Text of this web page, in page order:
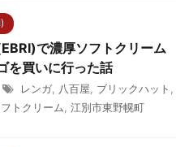
で濃厚ソフトクリーム
を買いに行った話
レンガ, 八百屋, ブリックハット ,
フトクリーム, 江別市東野幌町